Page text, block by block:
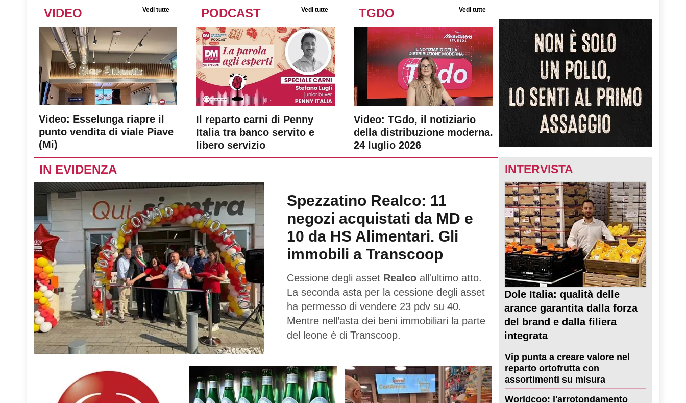
VIDEO Vedi tutte
Video: Esselunga riapre il
punto vendita di viale Piave
(Mi)
PODCAST Vedi tutte
Il reparto carni di Penny
Italia tra banco servito e
libero servizio
TGDO Vedi tutte
Video: TGdo, il notiziario
della distribuzione moderna.
24 luglio 2026
IN EVIDENZA
Spezzatino Realco: 11
negozi acquistati da MD e
10 da HS Alimentari. Gli
immobili a Transcoop
Cessione degli asset Realco all'ultimo atto.
La seconda asta per la cessione degli asset
ha permesso di vendere 23 pdv su 40.
Mentre nell’asta dei beni immobiliari la parte
del leone è di Transcoop.
INTERVISTA
Dole Italia: qualità delle
arance garantita dalla forza
del brand e dalla filiera
integrata
Vip punta a creare valore nel
reparto ortofrutta con
assortimenti su misura
Worldcoo: l'arrotondamento